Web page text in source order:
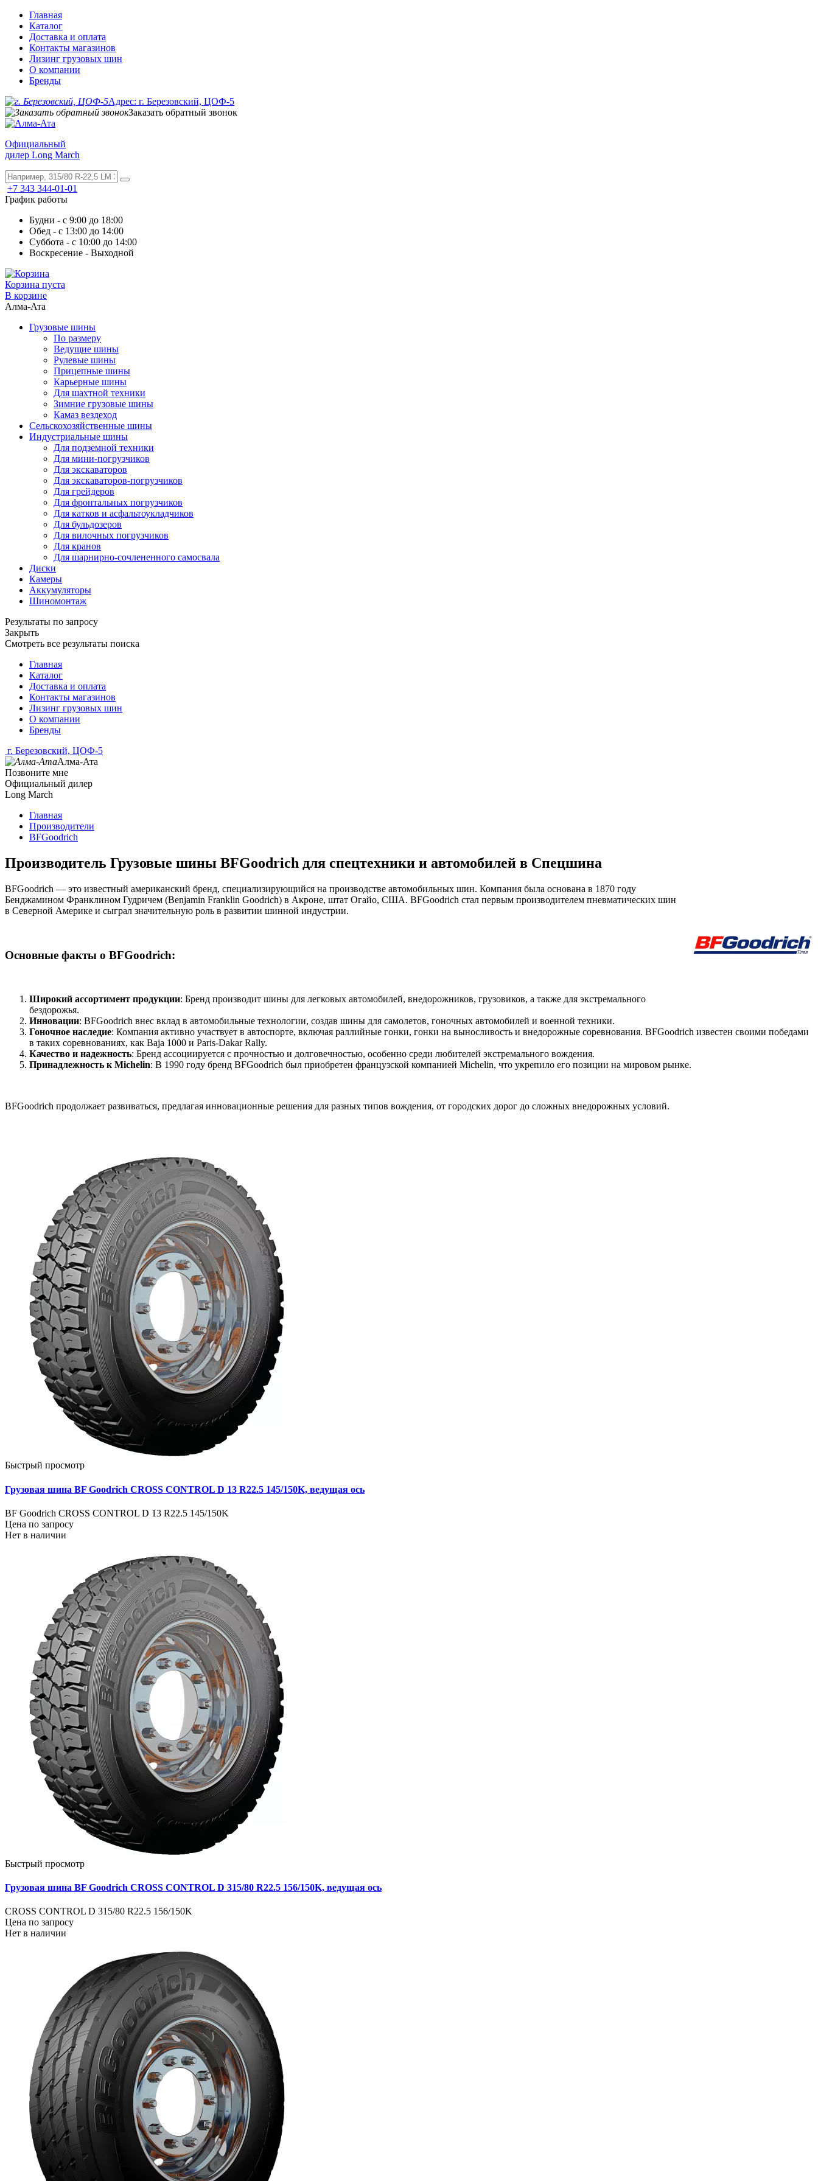
Главная
Каталог
Доставка и оплата
Контакты магазинов
Лизинг грузовых шин
О компании
Бренды
Адрес: г. Березовский, ЦОФ-5
Заказать обратный звонок
Официальный
дилер Long March
+7 343 344-01-01
График работы
Будни - с 9:00 до 18:00
Обед - с 13:00 до 14:00
Суббота - с 10:00 до 14:00
Воскресение - Выходной
Корзина пуста
В корзине
Алма-Ата
Грузовые шины
По размеру
Ведущие шины
Рулевые шины
Прицепные шины
Карьерные шины
Для шахтной техники
Зимние грузовые шины
Камаз вездеход
Сельскохозяйственные шины
Индустриальные шины
Для подземной техники
Для мини-погрузчиков
Для экскаваторов
Для экскаваторов-погрузчиков
Для грейдеров
Для фронтальных погрузчиков
Для катков и асфальтоукладчиков
Для бульдозеров
Для вилочных погрузчиков
Для кранов
Для шарнирно-сочлененного самосвала
Диски
Камеры
Аккумуляторы
Шиномонтаж
Результаты по запросу
Закрыть
Смотреть все результаты поиска
Главная
Каталог
Доставка и оплата
Контакты магазинов
Лизинг грузовых шин
О компании
Бренды
г. Березовский, ЦОФ-5
Алма-Ата
Позвоните мне
Официальный дилер
Long March
Главная
Производители
BFGoodrich
Производитель Грузовые шины BFGoodrich для спецтехники и автомобилей в Спецшина
BFGoodrich — это известный американский бренд, специализирующийся на производстве автомобильных шин. Компания была основана в 1870 году
Бенджамином Франклином Гудричем (Benjamin Franklin Goodrich) в Акроне, штат Огайо, США. BFGoodrich стал первым производителем пневматических шин
в Северной Америке и сыграл значительную роль в развитии шинной индустрии.
Основные факты о BFGoodrich:
Широкий ассортимент продукции: Бренд производит шины для легковых автомобилей, внедорожников, грузовиков, а также для экстремального
бездорожья.
Инновации: BFGoodrich внес вклад в автомобильные технологии, создав шины для самолетов, гоночных автомобилей и военной техники.
Гоночное наследие: Компания активно участвует в автоспорте, включая раллийные гонки, гонки на выносливость и внедорожные соревнования. BFGoodrich известен своими победами
в таких соревнованиях, как Baja 1000 и Paris-Dakar Rally.
Качество и надежность: Бренд ассоциируется с прочностью и долговечностью, особенно среди любителей экстремального вождения.
Принадлежность к Michelin: В 1990 году бренд BFGoodrich был приобретен французской компанией Michelin, что укрепило его позиции на мировом рынке.
BFGoodrich продолжает развиваться, предлагая инновационные решения для разных типов вождения, от городских дорог до сложных внедорожных условий.
Быстрый просмотр
Грузовая шина BF Goodrich CROSS CONTROL D 13 R22.5 145/150K, ведущая ось
BF Goodrich CROSS CONTROL D 13 R22.5 145/150K
Цена по запросу
Нет в наличии
Быстрый просмотр
Грузовая шина BF Goodrich CROSS CONTROL D 315/80 R22.5 156/150K, ведущая ось
CROSS CONTROL D 315/80 R22.5 156/150K
Цена по запросу
Нет в наличии